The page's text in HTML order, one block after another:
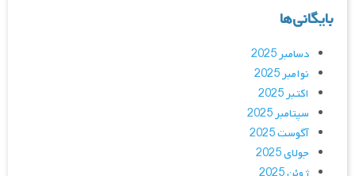
بایگانی‌ها
دسامبر 2025
نوامبر 2025
اکتبر 2025
سپتامبر 2025
آگوست 2025
جولای 2025